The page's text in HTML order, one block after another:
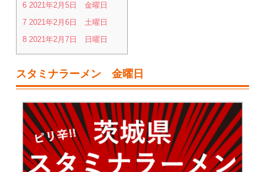
6 2021年2月5日 金曜日
7 2021年2月6日 土曜日
8 2021年2月7日 日曜日
スタミナラーメン 金曜日